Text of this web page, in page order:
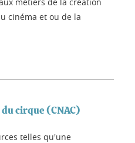
cinéma et ou de la
cirque (CNAC)
telles qu'une